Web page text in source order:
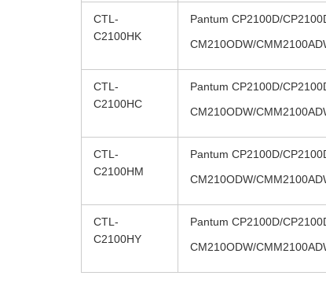
CTL-
C2100HK
Pantum CP2100D/
CM210ODW/
CTL-
C2100HC
Pantum CP2100D/
CM210ODW/
CTL-
C2100HM
Pantum CP2100D/
CM210ODW/
CTL-
C2100HY
Pantum CP2100D/
CM210ODW/